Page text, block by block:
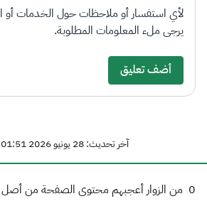
لأي استفسار أو ملاحظات حول الخدمات أو
يرجى ملء المعلومات المطلوبة.
أضف تعليق
آخر تحديث: 28 يونيو 2026 01:51 م المملكة العربية السعودية
0 من الزوار أعجبهم محتوى الصفحة من أصل